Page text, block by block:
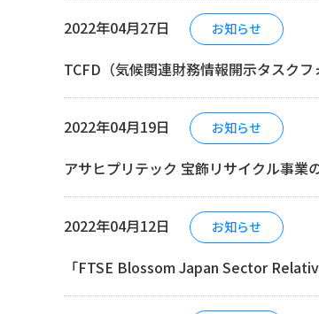
2022年04月27日 お知らせ
TCFD（気候関連財務情報開示タスク
2022年04月19日 お知らせ
アサヒプリテック 宝飾リサイクル事業
2022年04月12日 お知らせ
「FTSE Blossom Japan Sector